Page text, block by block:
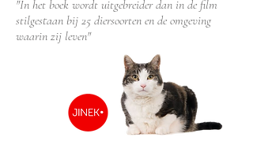
"In het boek wordt uitgebreider dan in de film
stilgestaan bij 25 diersoorten en de omgeving
waarin zij leven"